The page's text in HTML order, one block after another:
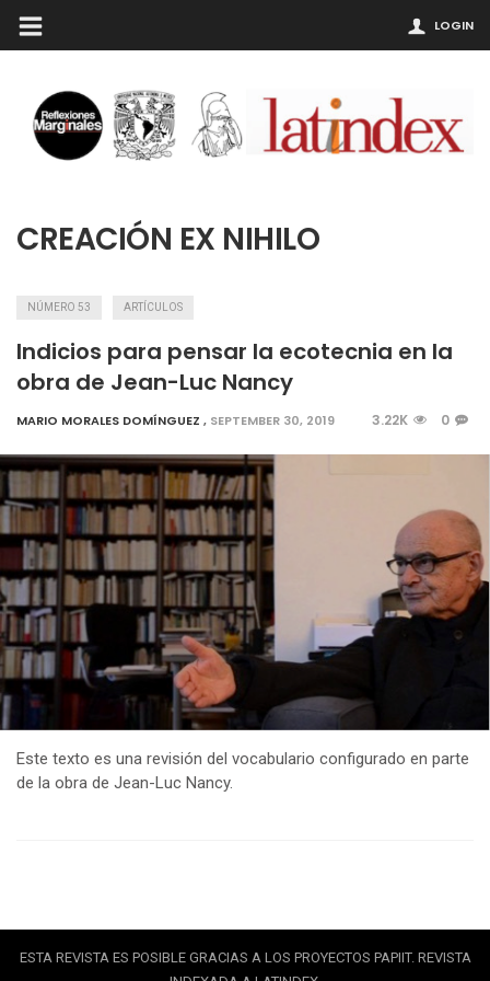
LOGIN
CREACIÓN EX NIHILO
NÚMERO 53 ARTÍCULOS
Indicios para pensar la ecotecnia en la
obra de Jean-Luc Nancy
MARIO MORALES DOMÍNGUEZ , SEPTEMBER 30, 2019 3.22K 0
Este texto es una revisión del vocabulario configurado en parte
de la obra de Jean-Luc Nancy.
ESTA REVISTA ES POSIBLE GRACIAS A LOS PROYECTOS PAPIIT. REVISTA